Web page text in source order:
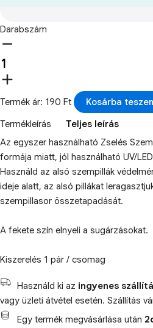
Darabszám
Termék ár: 190 Ft
Kosárba
Termékleírás
Teljes leírás
Az egyszer használható Zselés
formája miatt, jól használható UV/
Használd az alsó szempillák
ideje alatt, az alsó pillákat
szempillasor összetapadását.
A fekete szín elnyeli a sugárzásokat.
Kiszerelés 1 pár / csomag
Használd ki az ingyenes
vagy üzleti átvétel esetén. Szállítás
Egy termék megvásárlása után